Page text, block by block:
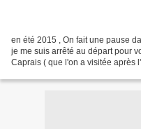
en été 2015 , On fait une pause
je me suis arrêté au départ pour
Caprais ( que l'on a visitée après